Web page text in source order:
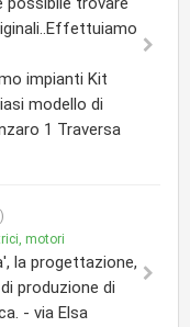
impianti Kit
modello di
1 Traversa
motori
la progettazione,
produzione di
- via Elsa